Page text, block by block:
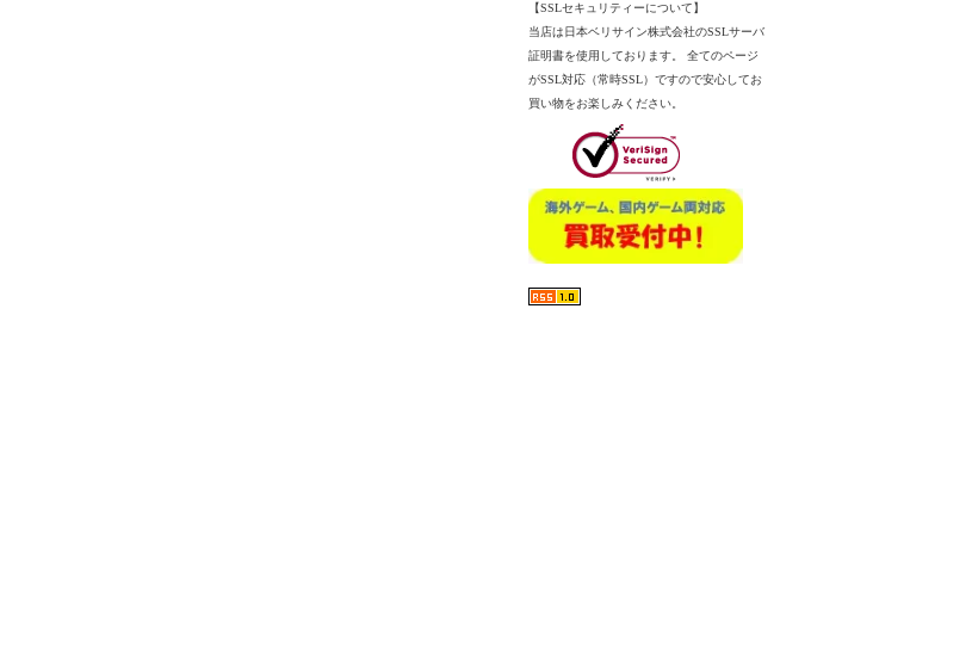
【SSLセキュリティーについて】
当店は日本ベリサイン株式会社のSSLサーバ
証明書を使用しております。 全てのページ
がSSL対応（常時SSL）ですので安心してお
買い物をお楽しみください。